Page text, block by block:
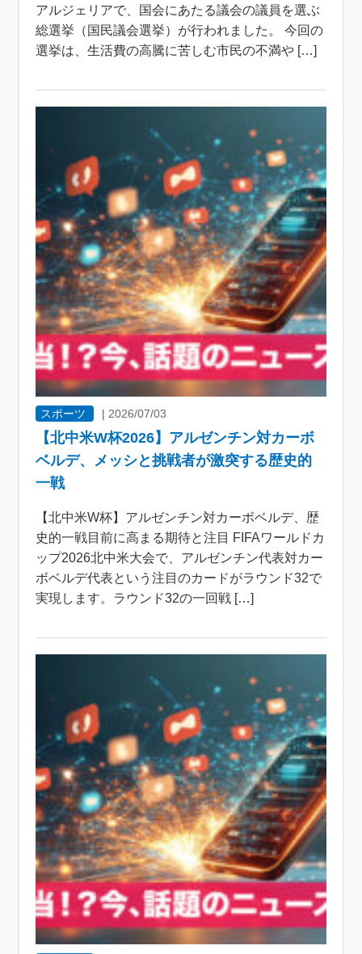
アルジェリアで、国会にあたる議会の議員を選ぶ
総選挙（国民議会選挙）が行われました。 今回の
選挙は、生活費の高騰に苦しむ市民の不満や […]
スポーツ | 2026/07/03
【北中米W杯2026】アルゼンチン対カーボ
ベルデ、メッシと挑戦者が激突する歴史的
一戦
【北中米W杯】アルゼンチン対カーボベルデ、歴
史的一戦目前に高まる期待と注目 FIFAワールドカ
ップ2026北中米大会で、アルゼンチン代表対カー
ボベルデ代表という注目のカードがラウンド32で
実現します。ラウンド32の一回戦 […]